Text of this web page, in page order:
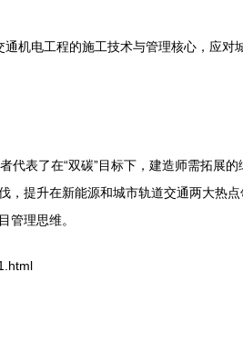
机电工程的施工技术与管理核心，应对
代表了在“双碳”目标下，建造师需拓展的
，提升在新能源和城市轨道交通两大热
管理思维。